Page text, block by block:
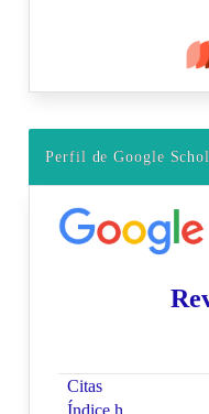
Perfil de Google